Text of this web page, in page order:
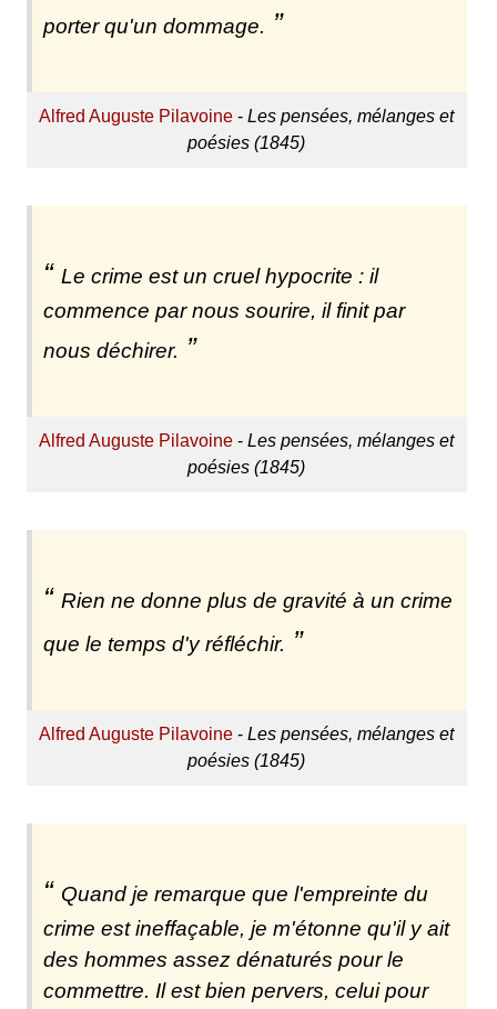
porter qu'un dommage.
Alfred Auguste Pilavoine -Les pensées, mélanges et
poésies (1845)
Le crime est un cruel hypocrite : il
commence par nous sourire, il finit par
nous déchirer.
Alfred Auguste Pilavoine -Les pensées, mélanges et
poésies (1845)
Rien ne donne plus de gravité à un crime
que le temps d'y réfléchir.
Alfred Auguste Pilavoine -Les pensées, mélanges et
poésies (1845)
Quand je remarque que l'empreinte du
crime est ineffaçable, je m'étonne qu'il y ait
des hommes assez dénaturés pour le
commettre. Il est bien pervers, celui pour